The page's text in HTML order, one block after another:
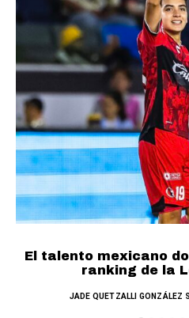
El talento mexicano
ranking de la
JADE QUETZALLI GONZÁLEZ